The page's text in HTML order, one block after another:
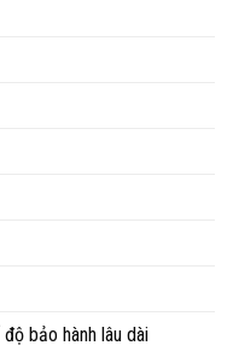
bảo hành lâu dài